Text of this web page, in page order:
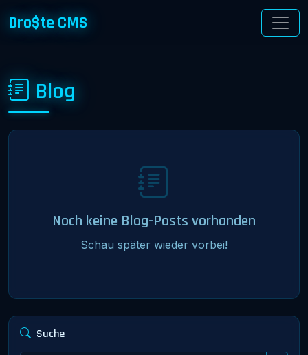
Dro$te CMS
Blog
Noch keine Blog-Posts vorhanden
Schau später wieder vorbei!
Suche